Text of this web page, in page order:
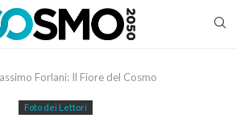
Forlani: Il Fiore del Cosmo
Foto dei Lettori